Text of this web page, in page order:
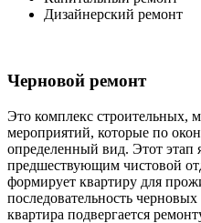
Дизайнерский ремонт
Черновой ремонт
Это комплекс строительных,
мероприятий, которые по
определенный вид. Этот этап
предшествующим чистовой
формирует квартиру для
последовательность черновых
квартира подвергается